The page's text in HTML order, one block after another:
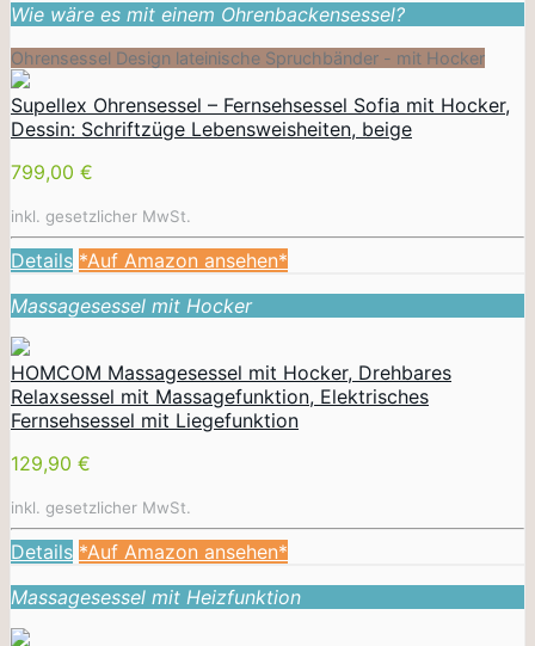
Wie wäre es mit einem Ohrenbackensessel?
Ohrensessel Design lateinische Spruchbänder - mit Hocker
Supellex Ohrensessel – Fernsehsessel Sofia mit Hocker,
Dessin: Schriftzüge Lebensweisheiten, beige
799,00 €
inkl. gesetzlicher MwSt.
Details *Auf Amazon ansehen*
Massagesessel mit Hocker
HOMCOM Massagesessel mit Hocker, Drehbares
Relaxsessel mit Massagefunktion, Elektrisches
Fernsehsessel mit Liegefunktion
129,90 €
inkl. gesetzlicher MwSt.
Details *Auf Amazon ansehen*
Massagesessel mit Heizfunktion